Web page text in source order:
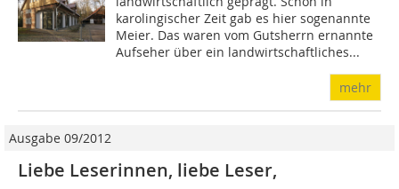
karolingischer Zeit gab es hier sogenannte
Meier. Das waren vom Gutsherrn ernannte
Aufseher über ein landwirtschaftliches...
mehr
Ausgabe 09/2012
Liebe Leserinnen, liebe Leser,